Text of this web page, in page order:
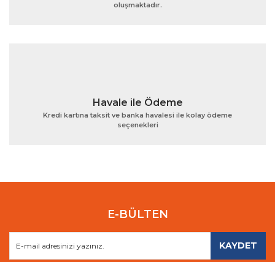
Gönder
oluşmaktadır.
Havale ile Ödeme
Kredi kartına taksit ve banka havalesi ile kolay ödeme
seçenekleri
E-BÜLTEN
KAYDET